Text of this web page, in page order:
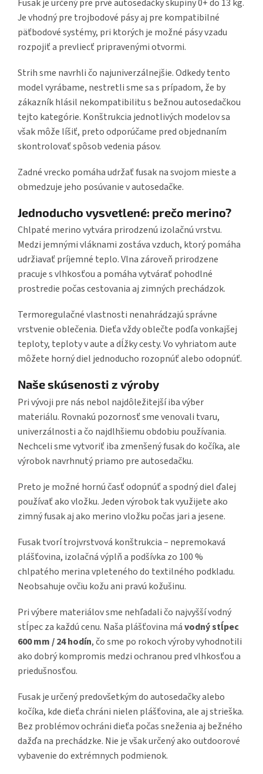
Fusak je určený pre prvé autosedačky skupiny 0+ do 13 kg.
Je vhodný pre trojbodové pásy aj pre kompatibilné
päťbodové systémy, pri ktorých je možné pásy vzadu
rozpojiť a prevliecť pripravenými otvormi.
Strih sme navrhli čo najuniverzálnejšie. Odkedy tento
model vyrábame, nestretli sme sa s prípadom, že by
zákazník hlásil nekompatibilitu s bežnou autosedačkou
tejto kategórie. Konštrukcia jednotlivých modelov sa
však môže líšiť, preto odporúčame pred objednaním
skontrolovať spôsob vedenia pásov.
Zadné vrecko pomáha udržať fusak na svojom mieste a
obmedzuje jeho posúvanie v autosedačke.
Jednoducho vysvetlené: prečo merino?
Chlpaté merino vytvára prirodzenú izolačnú vrstvu.
Medzi jemnými vláknami zostáva vzduch, ktorý pomáha
udržiavať príjemné teplo. Vlna zároveň prirodzene
pracuje s vlhkosťou a pomáha vytvárať pohodlné
prostredie počas cestovania aj zimných prechádzok.
Termoregulačné vlastnosti nenahrádzajú správne
vrstvenie oblečenia. Dieťa vždy oblečte podľa vonkajšej
teploty, teploty v aute a dĺžky cesty. Vo vyhriatom aute
môžete horný diel jednoducho rozopnúť alebo odopnúť.
Naše skúsenosti z výroby
Pri vývoji pre nás nebol najdôležitejší iba výber
materiálu. Rovnakú pozornosť sme venovali tvaru,
univerzálnosti a čo najdlhšiemu obdobiu používania.
Nechceli sme vytvoriť iba zmenšený fusak do kočíka, ale
výrobok navrhnutý priamo pre autosedačku.
Preto je možné hornú časť odopnúť a spodný diel ďalej
používať ako vložku. Jeden výrobok tak využijete ako
zimný fusak aj ako merino vložku počas jari a jesene.
Fusak tvorí trojvrstvová konštrukcia – nepremokavá
plášťovina, izolačná výplň a podšívka zo 100 %
chlpatého merina vpleteného do textilného podkladu.
Neobsahuje ovčiu kožu ani pravú kožušinu.
Pri výbere materiálov sme nehľadali čo najvyšší vodný
stĺpec za každú cenu. Naša plášťovina mávodný stĺpec
600 mm / 24 hodín, čo sme po rokoch výroby vyhodnotili
ako dobrý kompromis medzi ochranou pred vlhkosťou a
priedušnosťou.
Fusak je určený predovšetkým do autosedačky alebo
kočíka, kde dieťa chráni nielen plášťovina, ale aj strieška.
Bez problémov ochráni dieťa počas sneženia aj bežného
dažďa na prechádzke. Nie je však určený ako outdoorové
vybavenie do extrémnych podmienok.